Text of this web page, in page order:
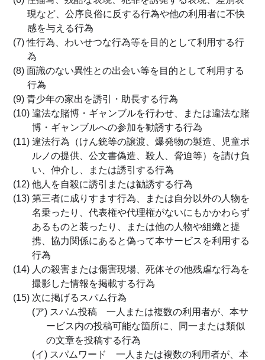
現など、公序良俗に反する行為や他の利用者に不快
感を与える行為
(7) 性行為、わいせつな行為等を目的として利用する行
為
(8) 面識のない異性との出会い等を目的として利用する
行為
(9) 青少年の家出を誘引・助長する行為
(10) 違法な賭博・ギャンブルを行わせ、または違法な賭
博・ギャンブルへの参加を勧誘する行為
(11) 違法行為（けん銃等の譲渡、爆発物の製造、児童ポ
ルノの提供、公文書偽造、殺人、脅迫等）を請け負
い、仲介し、または誘引する行為
(12) 他人を自殺に誘引または勧誘する行為
(13) 第三者に成りすます行為、または自分以外の人物を
名乗ったり、代表権や代理権がないにもかかわらず
あるものと装ったり、または他の人物や組織と提
携、協力関係にあると偽って本サービスを利用する
行為
(14) 人の殺害または傷害現場、死体その他残虐な行為を
撮影した情報を掲載する行為
(15) 次に掲げるスパム行為
(ア) スパム投稿 一人または複数の利用者が、本サ
ービス内の投稿可能な箇所に、同一または類似
の文章を投稿する行為
(イ) スパムワード 一人または複数の利用者が、本